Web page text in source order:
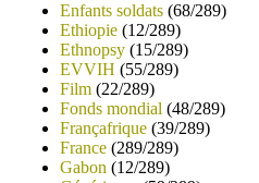
Enfants soldats (68/289)
Ethiopie (12/289)
Ethnopsy (15/289)
EVVIH (55/289)
Film (22/289)
Fonds mondial (48/289)
Françafrique (39/289)
France (289/289)
Gabon (12/289)